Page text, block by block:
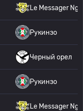
Le Messager
Рукинзо
Черный орел
Рукинзо
Le Messager